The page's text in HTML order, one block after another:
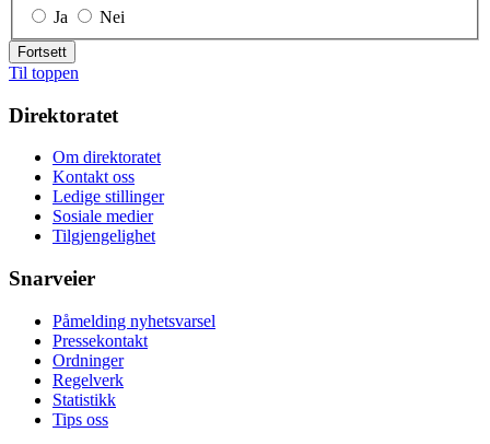
Ja
Nei
Fortsett
Til toppen
Direktoratet
Om direktoratet
Kontakt oss
Ledige stillinger
Sosiale medier
Tilgjengelighet
Snarveier
Påmelding nyhetsvarsel
Pressekontakt
Ordninger
Regelverk
Statistikk
Tips oss